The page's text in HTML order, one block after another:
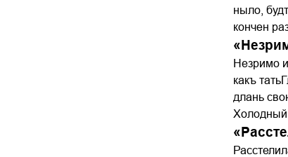
ныло,
кончен
Незримо
какъ
длань
Холодный